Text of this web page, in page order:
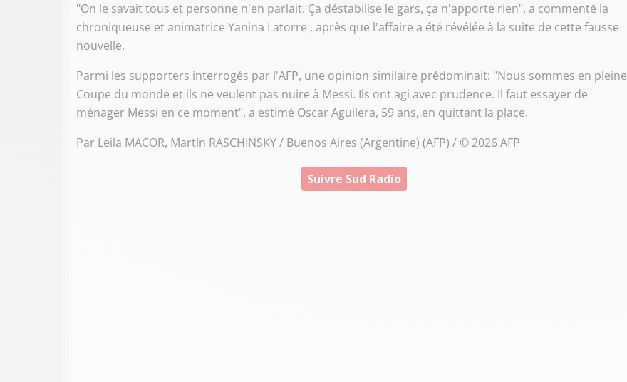
"On le savait tous et personne n'en parlait. Ça déstabilise le gars, ça n'apporte rien", a commenté la
chroniqueuse et animatrice Yanina Latorre , après que l'affaire a été révélée à la suite de cette fausse
nouvelle.
Parmi les supporters interrogés par l'AFP, une opinion similaire prédominait: "Nous sommes en pleine
Coupe du monde et ils ne veulent pas nuire à Messi. Ils ont agi avec prudence. Il faut essayer de
ménager Messi en ce moment", a estimé Oscar Aguilera, 59 ans, en quittant la place.
Par Leila MACOR, Martín RASCHINSKY / Buenos Aires (Argentine) (AFP) / © 2026 AFP
Suivre Sud Radio